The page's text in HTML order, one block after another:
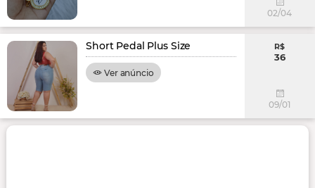
02/04
Short Pedal Plus Size
Ver anúncio
R$
36
09/01